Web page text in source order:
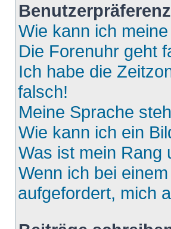
Wie kann ich
Die Forenuhr geht
Ich habe die
falsch!
Meine Sprache
Wie kann ich ein
Was ist mein Rang
Wenn ich bei
aufgefordert, mich